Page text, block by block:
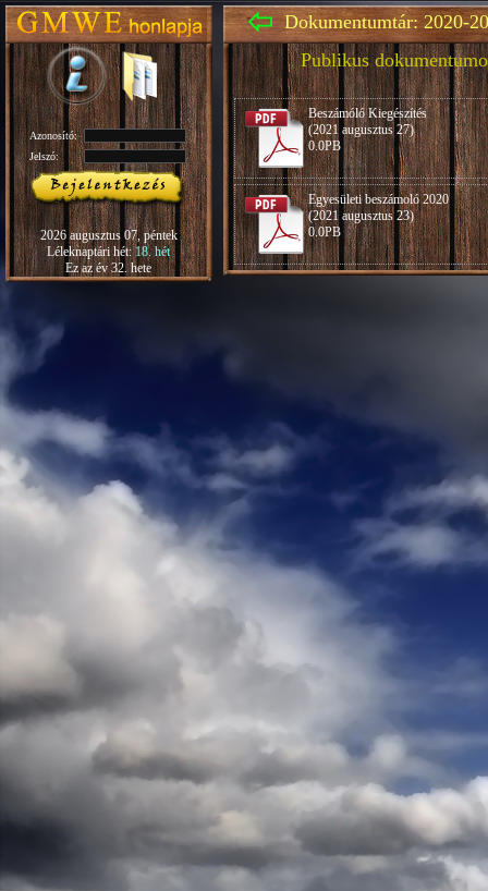
Azonosító:
Jelszó:
2026 augusztus 07, péntek
Léleknaptári hét:18. hét
Ez az év 32. hete
Dokumentumtár: 2020-
Publikus
Beszámóló Kiegészítés
(2021 augusztus 27)
0.0PB
Egyesületi beszámoló 2020
(2021 augusztus 23)
0.0PB